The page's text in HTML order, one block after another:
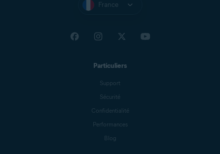
France
Particuliers
Support
Sécurité
Confidentialité
Performances
Blog